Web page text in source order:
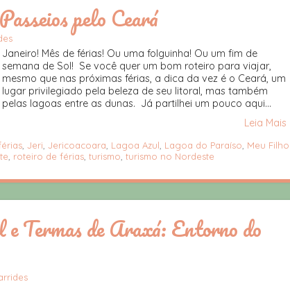
pelo Ceará
Janeiro! Mês de férias! Ou uma folguinha! Ou um fim de
semana de Sol! Se você quer um bom roteiro para viajar,
mesmo que nas próximas férias, a dica da vez é o Ceará, um
lugar privilegiado pela beleza de seu litoral, mas também
pelas lagoas entre as dunas. Já partilhei um pouco aqui...
Leia Mais
Jeri Jericoacoara Lagoa Azul Lagoa do Paraíso Meu Filho
roteiro de férias turismo turismo no Nordeste
Termas de Araxá: Entorno do